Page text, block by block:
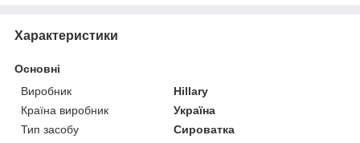
Характеристики
Основні
Виробник
Hillary
Країна виробник
Україна
Тип засобу
Сироватка